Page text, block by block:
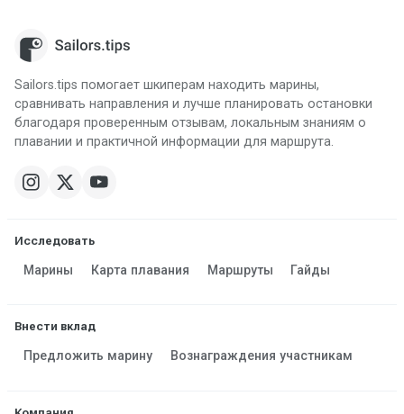
Sailors.tips помогает шкиперам находить марины,
сравнивать направления и лучше планировать остановки
благодаря проверенным отзывам, локальным знаниям о
плавании и практичной информации для маршрута.
Исследовать
Марины Карта плавания Маршруты Гайды
Внести вклад
Предложить марину Вознаграждения участникам